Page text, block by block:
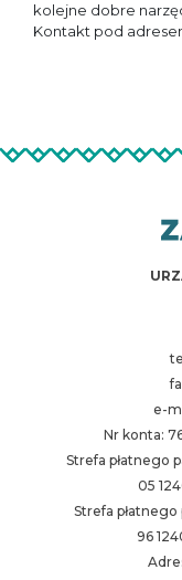
kolejne dobre
Kontakt pod
e-
Nr konta:
Strefa płatnego
05
Strefa
96